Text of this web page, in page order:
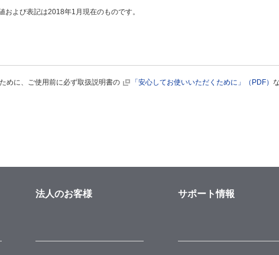
および表記は2018年1月現在のものです。
めに、ご使用前に必ず取扱説明書の 「安心してお使いいただくために」（PDF）
法人のお客様 サポート情報